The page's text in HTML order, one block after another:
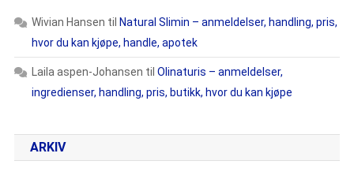
Wivian Hansen til Natural Slimin – anmeldelser, handling, pris,
hvor du kan kjøpe, handle, apotek
Laila aspen-Johansen til Olinaturis – anmeldelser,
ingredienser, handling, pris, butikk, hvor du kan kjøpe
ARKIV